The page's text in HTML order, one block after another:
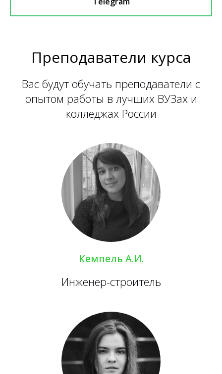
Преподаватели курса
Вас будут обучать преподаватели с
опытом работы в лучших ВУЗах и
колледжах России
Кемпель А.И.
Инженер-строитель